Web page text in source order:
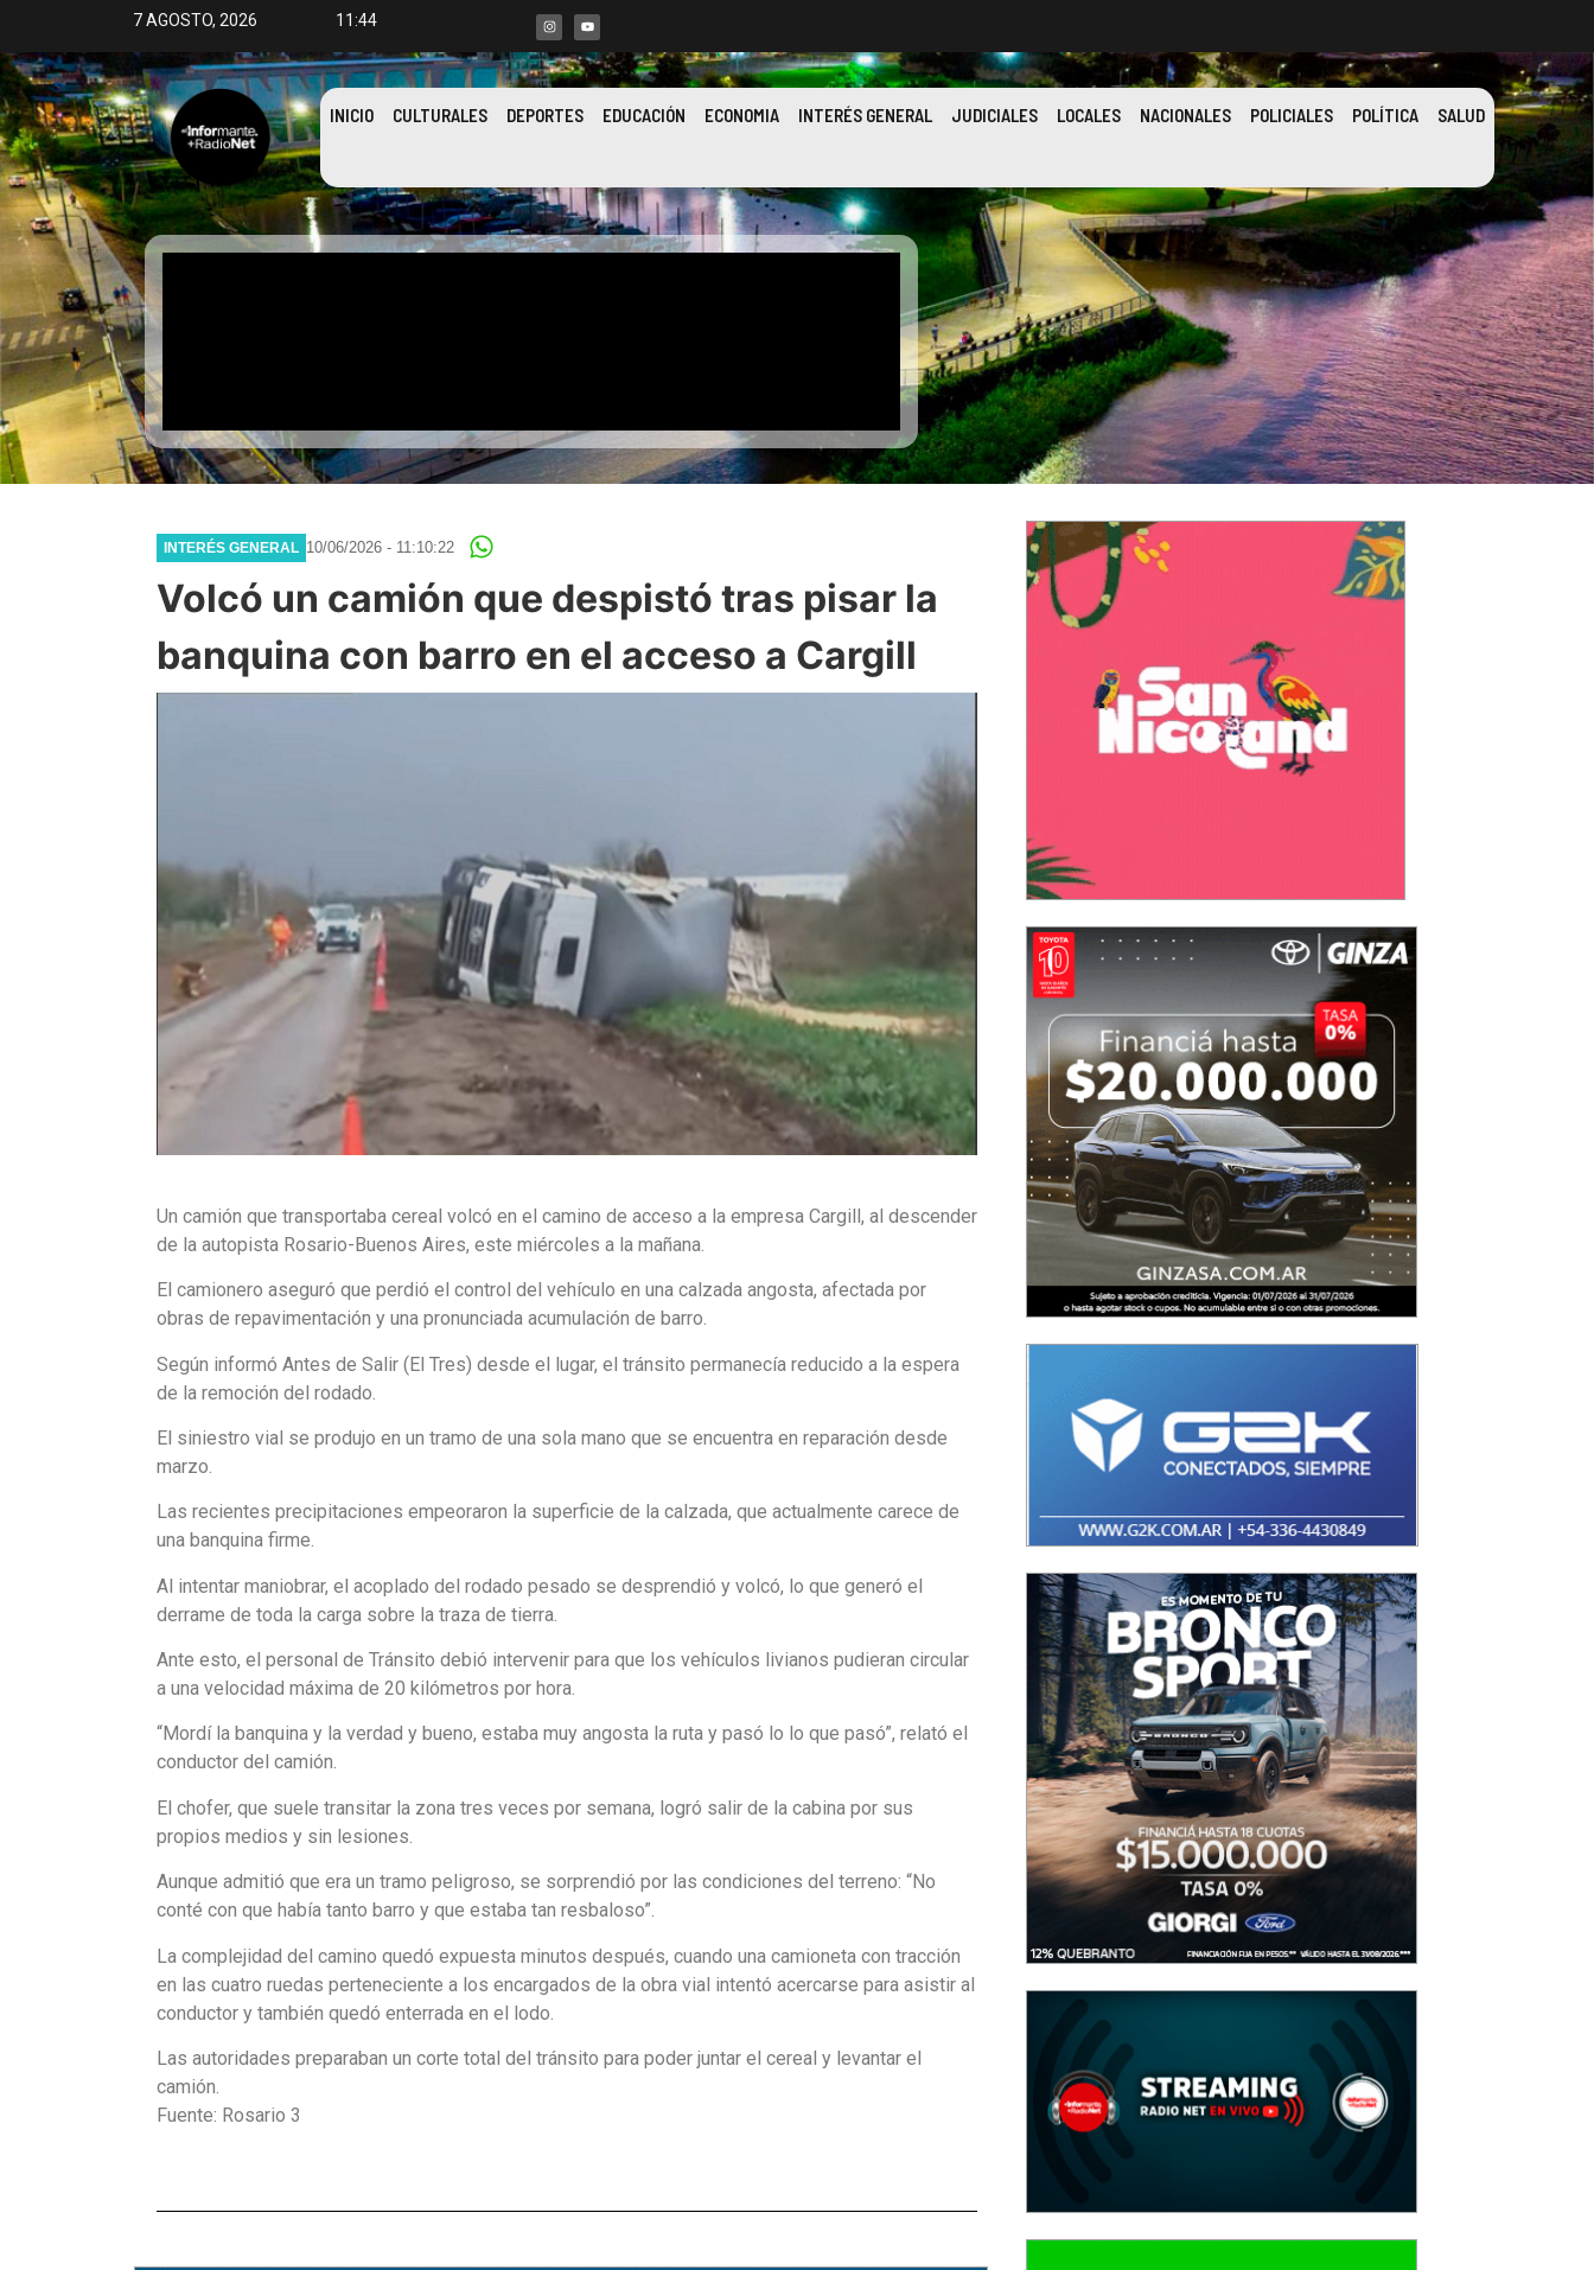
7 AGOSTO, 2026 11:44
INICIO CULTURALES DEPORTES EDUCACIÓN ECONOMIA INTERÉS GENERAL JUDICIALES LOCALES NACIONALES POLICIALES POLÍTICA SALUD
INTERÉS GENERAL 10/06/2026 - 11:10:22
Volcó un camión que despistó tras pisar la
banquina con barro en el acceso a Cargill
Un camión que transportaba cereal volcó en el camino de acceso a la empresa Cargill, al descender
de la autopista Rosario-Buenos Aires, este miércoles a la mañana.
El camionero aseguró que perdió el control del vehículo en una calzada angosta, afectada por
obras de repavimentación y una pronunciada acumulación de barro.
Según informó Antes de Salir (El Tres) desde el lugar, el tránsito permanecía reducido a la espera
de la remoción del rodado.
El siniestro vial se produjo en un tramo de una sola mano que se encuentra en reparación desde
marzo.
Las recientes precipitaciones empeoraron la superficie de la calzada, que actualmente carece de
una banquina firme.
Al intentar maniobrar, el acoplado del rodado pesado se desprendió y volcó, lo que generó el
derrame de toda la carga sobre la traza de tierra.
Ante esto, el personal de Tránsito debió intervenir para que los vehículos livianos pudieran circular
a una velocidad máxima de 20 kilómetros por hora.
“Mordí la banquina y la verdad y bueno, estaba muy angosta la ruta y pasó lo lo que pasó”, relató el
conductor del camión.
El chofer, que suele transitar la zona tres veces por semana, logró salir de la cabina por sus
propios medios y sin lesiones.
Aunque admitió que era un tramo peligroso, se sorprendió por las condiciones del terreno: “No
conté con que había tanto barro y que estaba tan resbaloso”.
La complejidad del camino quedó expuesta minutos después, cuando una camioneta con tracción
en las cuatro ruedas perteneciente a los encargados de la obra vial intentó acercarse para asistir al
conductor y también quedó enterrada en el lodo.
Las autoridades preparaban un corte total del tránsito para poder juntar el cereal y levantar el
camión.
Fuente: Rosario 3